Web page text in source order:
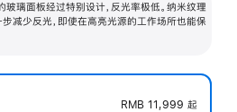
玻璃面板经过特别设计，反光率极低。纳米纹理
减少反光，即使在高亮光源的工作场所也能保
RMB 11,999 起